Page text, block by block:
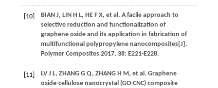
[10] BIAN J, LIN H L, HE F X, et al. A facile approach to
selective reduction and functionalization of
graphene oxide and its application in fabrication of
multifunctional polypropylene nanocomposites[J].
Polymer Composites 2017, 38: E221-E228.
[11] LV J L, ZHANG G Q, ZHANG H M, et al. Graphene
oxide-cellulose nanocrystal (GO-CNC) composite